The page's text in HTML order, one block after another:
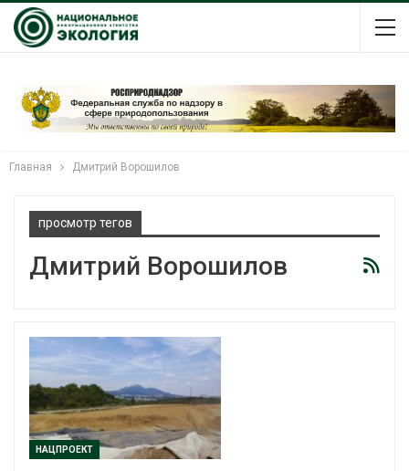
Главная Дмитрий Ворошилов
просмотр тегов
Дмитрий Ворошилов
НАЦПРОЕКТ